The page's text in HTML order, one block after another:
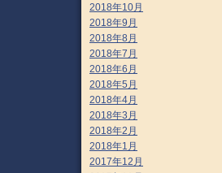
2018年10月
2018年9月
2018年8月
2018年7月
2018年6月
2018年5月
2018年4月
2018年3月
2018年2月
2018年1月
2017年12月